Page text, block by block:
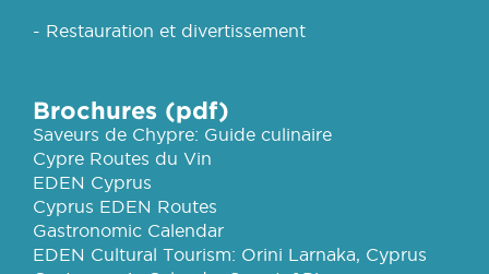
- Restauration et divertissement
Brochures (pdf)
Saveurs de Chypre: Guide culinaire
Cypre Routes du Vin
EDEN Cyprus
Cyprus EDEN Routes
Gastronomic Calendar
EDEN Cultural Tourism: Orini Larnaka, Cyprus